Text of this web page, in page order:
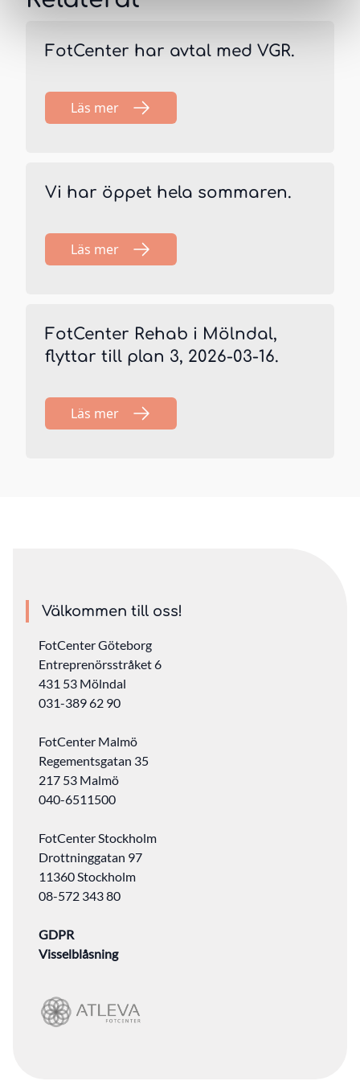
FotCenter har avtal med VGR.
Läs mer
Vi har öppet hela sommaren.
Läs mer
FotCenter Rehab i Mölndal,
flyttar till plan 3, 2026-03-16.
Läs mer
Välkommen till oss!
FotCenter Göteborg
Entreprenörsstråket 6
431 53 Mölndal
031-389 62 90
FotCenter Malmö
Regementsgatan 35
217 53 Malmö
040-6511500
FotCenter Stockholm
Drottninggatan 97
11360 Stockholm
08-572 343 80
GDPR
Visselblåsning